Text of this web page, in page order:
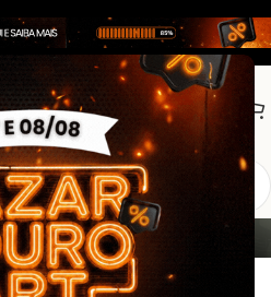
para a sua seleção.